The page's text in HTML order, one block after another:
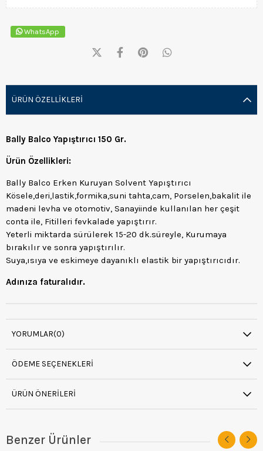
WhatsApp
ÜRÜN ÖZELLIKLERI
Bally Balco Yapıştırıcı 150 Gr.
Ürün Özellikleri:
Bally Balco Erken Kuruyan Solvent Yapıştırıcı
Kösele,deri,lastik,formika,suni tahta,cam, Porselen,bakalit ile
madeni levha ve otomotiv, Sanayiinde kullanılan her çeşit
conta ile, Fitilleri fevkalade yapıştırır.
Yeterli miktarda sürülerek 15-20 dk.süreyle, Kurumaya
bırakılır ve sonra yapıştırılır.
Suya,ısıya ve eskimeye dayanıklı elastik bir yapıştırıcıdır.
Adınıza faturalıdır.
YORUMLAR(0)
ÖDEME SEÇENEKLERI
ÜRÜN ÖNERILERI
Benzer Ürünler